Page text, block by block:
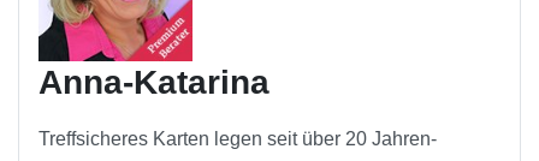
Anna-Katarina
Treffsicheres Karten legen seit über 20 Jahren-